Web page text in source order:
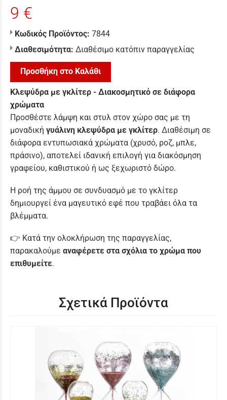
9 €
Κωδικός Προϊόντος: 7844
Διαθεσιμότητα: Διαθέσιμο κατόπιν παραγγελίας
Προσθήκη στο Καλάθι
Κλεψύδρα με γκλίτερ - Διακοσμητικό σε διάφορα
χρώματα
Προσθέστε λάμψη και στυλ στον χώρο σας με τη
μοναδική γυάλινη κλεψύδρα με γκλίτερ. Διαθέσιμη σε
διάφορα εντυπωσιακά χρώματα (χρυσό, ροζ, μπλε,
πράσινο), αποτελεί ιδανική επιλογή για διακόσμηση
γραφείου, καθιστικού ή ως ξεχωριστό δώρο.
Η ροή της άμμου σε συνδυασμό με το γκλίτερ
δημιουργεί ένα μαγευτικό εφέ που τραβάει όλα τα
βλέμματα.
👉 Κατά την ολοκλήρωση της παραγγελίας,
παρακαλούμε αναφέρετε στα σχόλια το χρώμα που
επιθυμείτε.
Σχετικά Προϊόντα